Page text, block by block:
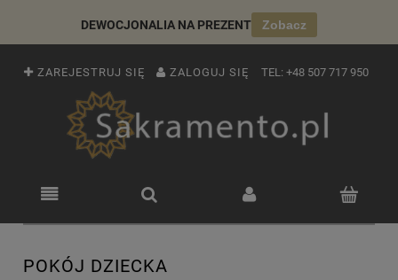
DEWOCJONALIA NA PREZENT Zobacz
ZAREJESTRUJ SIĘ ZALOGUJ SIĘ TEL: +48 507 717 950
POKÓJ DZIECKA